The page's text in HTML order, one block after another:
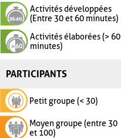
Activités développées
(Entre 30 et 60 minutes)
Activités élaborées (> 60
minutes)
PARTICIPANTS
Petit groupe (< 30)
Moyen groupe (entre 30
et 100)